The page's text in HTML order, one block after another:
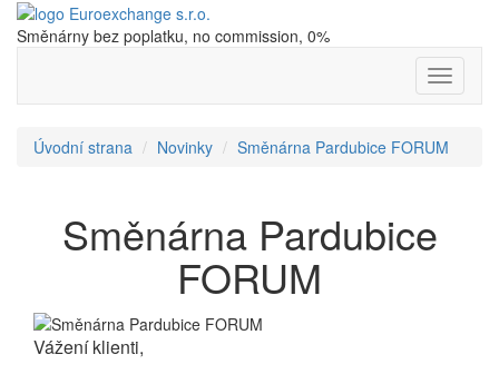
Směnárny bez poplatku, no commission, 0%
Nabídka
Úvodní strana Novinky Směnárna Pardubice FORUM
Směnárna Pardubice
FORUM
Vážení klienti,